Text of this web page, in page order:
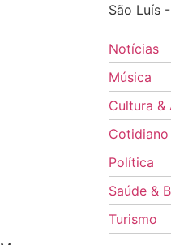
São Luís
Notícias
Música
Cultura &
Cotidiano
Política
Saúde &
Turismo